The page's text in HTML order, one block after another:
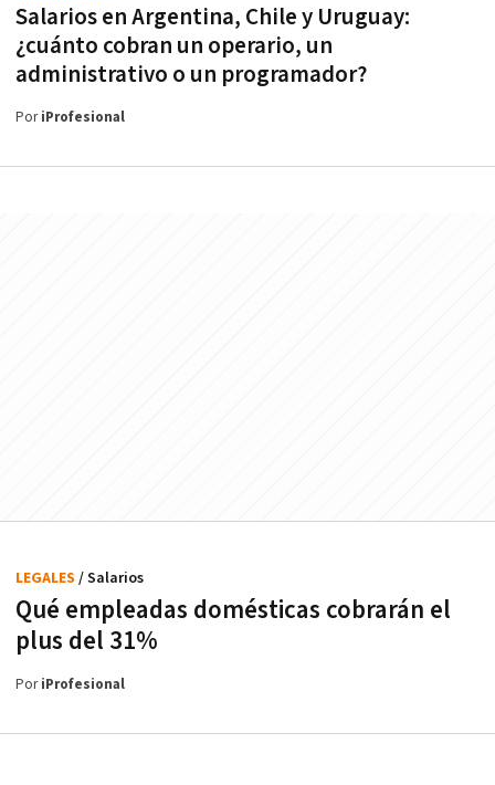
Salarios en Argentina, Chile y Uruguay:
¿cuánto cobran un operario, un
administrativo o un programador?
PoriProfesional
Qué empleadas domésticas cobrarán el
plus del 31%
LEGALES / Salarios
PoriProfesional